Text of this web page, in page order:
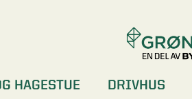
HAGESTUE DRIVHUS